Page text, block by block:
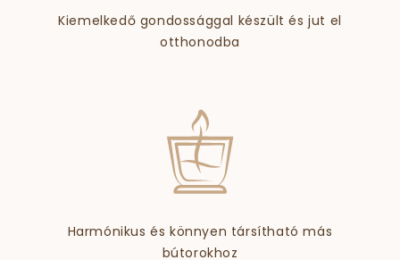
Kiemelkedő gondossággal készült és jut el
otthonodba
Harmónikus és könnyen társítható más
bútorokhoz